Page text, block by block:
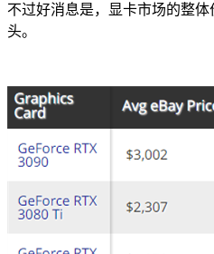
专线上网
安全防护
全球分布式防御
快速部署组网
超融合
不过好消息是，显卡市场的整
头。